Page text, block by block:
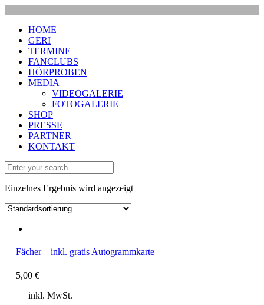
HOME
GERI
TERMINE
FANCLUBS
HÖRPROBEN
MEDIA
VIDEOGALERIE
FOTOGALERIE
SHOP
PRESSE
PARTNER
KONTAKT
Einzelnes Ergebnis wird angezeigt
Fächer – inkl. gratis Autogrammkarte
5,00 €
inkl. MwSt.